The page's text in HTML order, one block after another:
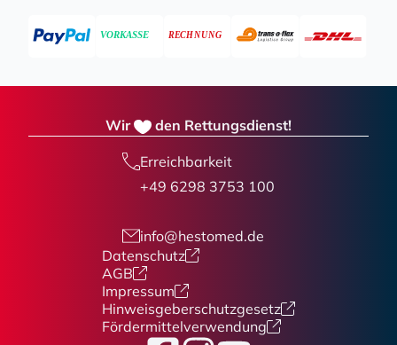
Wir den Rettungsdienst!
Erreichbarkeit
+49 6298 3753 100
info@hestomed.de
Datenschutz
AGB
Impressum
Hinweisgeberschutzgesetz
Fördermittelverwendung